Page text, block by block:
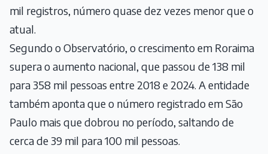
mil registros, número quase dez vezes menor que o
atual.
Segundo o Observatório, o crescimento em Roraima
supera o aumento nacional, que passou de 138 mil
para 358 mil pessoas entre 2018 e 2024. A entidade
também aponta que o número registrado em São
Paulo mais que dobrou no período, saltando de
cerca de 39 mil para 100 mil pessoas.